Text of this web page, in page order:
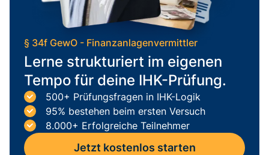
§ 34f GewO - Finanzanlagenvermittler
Lerne strukturiert im eigenen
Tempo für deine IHK-Prüfung.
500+ Prüfungsfragen in IHK-Logik
95% bestehen beim ersten Versuch
8.000+ Erfolgreiche Teilnehmer
Jetzt kostenlos starten